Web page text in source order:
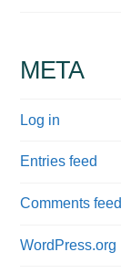
META
Log in
Entries feed
Comments feed
WordPress.org